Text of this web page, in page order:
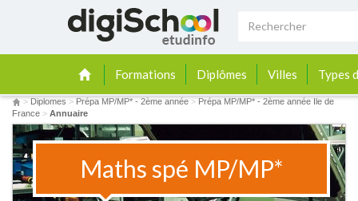
Formations Diplômes Villes Types
> Diplomes > Prépa MP/MP* - 2ème année > Prépa MP/MP* - 2ème année Ile de
France > Annuaire
Maths spé MP/MP*